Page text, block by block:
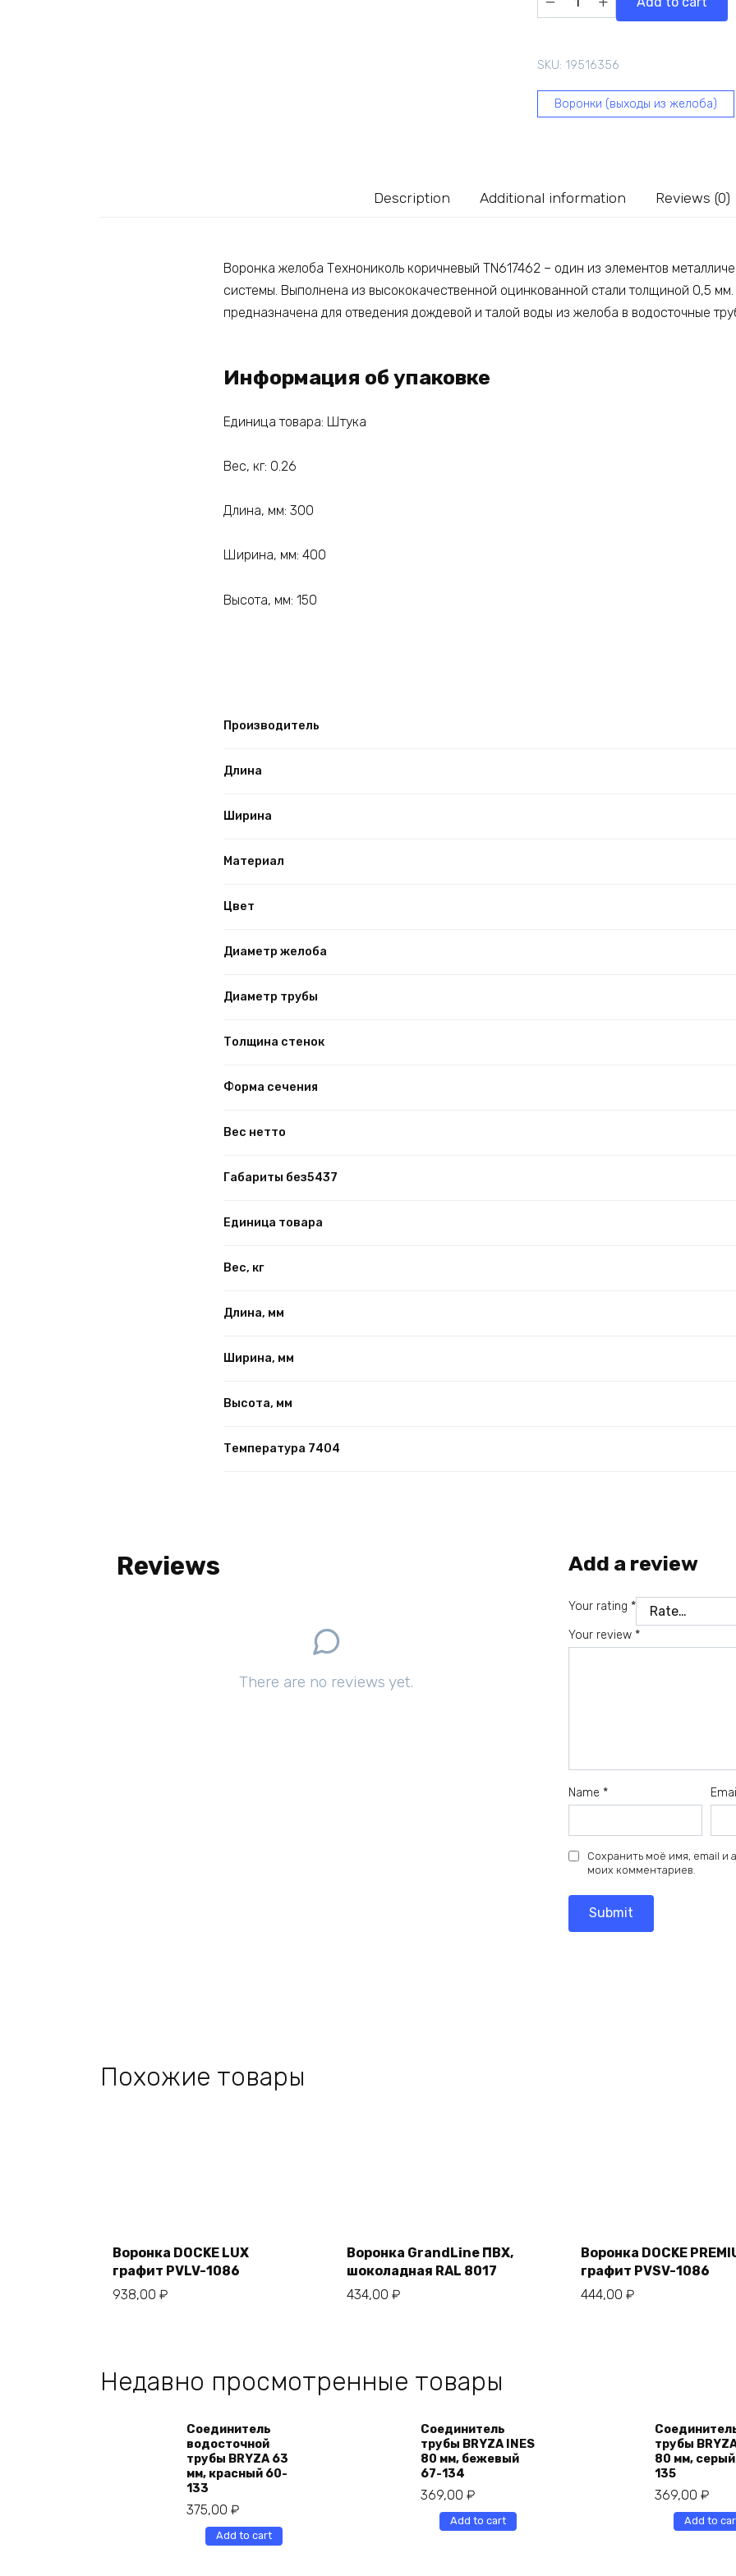
желоба
TN617462
quantity
SKU: 19516356
Воронки (выходы из желоба)
Description Additional information Reviews (0)
Воронка желоба Технониколь коричневый TN617462 – один из элементов
системы. Выполнена из высококачественной оцинкованной стали толщиной 0,5
предназначена для отведения дождевой и талой воды из желоба в водосточные
Информация об упаковке
Единица товара: Штука
Вес, кг: 0.26
Длина, мм: 300
Ширина, мм: 400
Высота, мм: 150
Производитель
Длина
Ширина
Материал
Цвет
Диаметр желоба
Диаметр трубы
Толщина стенок
Форма сечения
Вес нетто
Габариты без5437
Единица товара
Вес, кг
Длина, мм
Ширина, мм
Высота, мм
Температура 7404
Reviews
There are no reviews yet.
Add a review
Your rating *
Your review *
Name *
Сохранить моё имя, email и
моих комментариев.
Похожие товары
Воронка DOCKE LUX
графит PVLV-1086
938,00 ₽
Воронка GrandLine ПВХ,
шоколадная RAL 8017
434,00 ₽
Воронка DOCKE
графит PVSV-1086
444,00 ₽
Недавно просмотренные товары
Соединитель
водосточной
трубы BRYZA 63
мм, краcный 60-
133
375,00 ₽
Add to cart
Соединитель
трубы BRYZA INES
80 мм, бежевый
67-134
369,00 ₽
Add to cart
трубы
80 мм,
135
369,00 ₽
Add to